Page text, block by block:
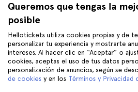
Reloj | ©Cats
Los horarios de apertura de
Chapelle cambian según la
Queremos que tengas la
posible
Hellotickets utiliza cookies propias y de
personalizar tu experiencia y mostrarte
intereses. Al hacer clic en “Aceptar” o
cookies, aceptas el uso de tus datos
personalización de anuncios, según se
de cookies y en los Términos y Privacidad